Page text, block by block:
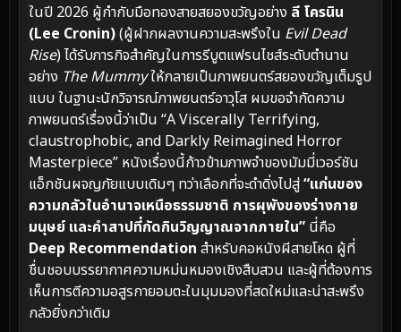
ในปี 2026 ผู้กำกับมือทองสายสยองขวัญอย่าง ลี โครนิน
(Lee Cronin)(ผู้ฝากผลงานความสะพรึงใน Evil Dead
Rise) ได้รับภารกิจสำคัญในการรีบูตแฟรนไชส์ระดับตำนาน
อย่าง The Mummyให้กลายเป็นภาพยนตร์สยองขวัญเต็มรูป
แบบ ในฐานะนักวิจารณ์ภาพยนตร์อาวุโส ผมขอจำกัดความ
ภาพยนตร์เรื่องนี้ว่าเป็น “A Viscerally Terrifying,
claustrophobic, and Darkly Reimagined Horror
Masterpiece” หนังเรื่องนี้ก้าวข้ามภาพจำของมัมมี่เวอร์ชัน
แอ็กชันผจญภัยแบบเดิมๆ ทว่าเลือกที่จะดำดิ่งไปสู่“แก่นของ
ความกลัวในอำนาจเหนือธรรมชาติ การผุพังของร่างกาย
มนุษย์ และคำสาปที่กัดกินวิญญาณจากภายใน” นี่คือ
Deep Recommendation สำหรับคอหนังผีสายโหด ผู้ที่
ชื่นชอบบรรยากาศความหม่นหมองเชิงสืบสวน และผู้ที่ต้องการ
เห็นการตีความอสูรกายอมตะในมุมมองที่สดใหม่และน่าสะพรึง
กลัวยิ่งกว่าเดิม